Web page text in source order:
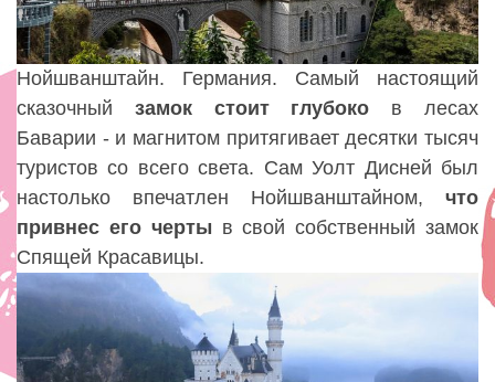
Нойшванштайн. Германия. Самый настоящий
сказочный замок стоит глубоко в лесах
Баварии - и магнитом притягивает десятки тысяч
туристов со всего света. Сам Уолт Дисней был
настолько впечатлен Нойшванштайном, что
привнес его черты в свой собственный замок
Спящей Красавицы.